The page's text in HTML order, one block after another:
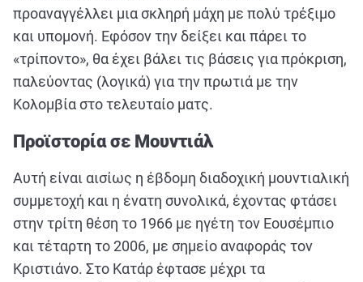
προαναγγέλλει μια σκληρή μάχη με πολύ τρέξιμο
και υπομονή. Εφόσον την δείξει και πάρει το
«τρίποντο», θα έχει βάλει τις βάσεις για πρόκριση,
παλεύοντας (λογικά) για την πρωτιά με την
Κολομβία στο τελευταίο ματς.
Προϊστορία σε Μουντιάλ
Αυτή είναι αισίως η έβδομη διαδοχική μουντιαλική
συμμετοχή και η ένατη συνολικά, έχοντας φτάσει
στην τρίτη θέση το 1966 με ηγέτη τον Εουσέμπιο
και τέταρτη το 2006, με σημείο αναφοράς τον
Κριστιάνο. Στο Κατάρ έφτασε μέχρι τα